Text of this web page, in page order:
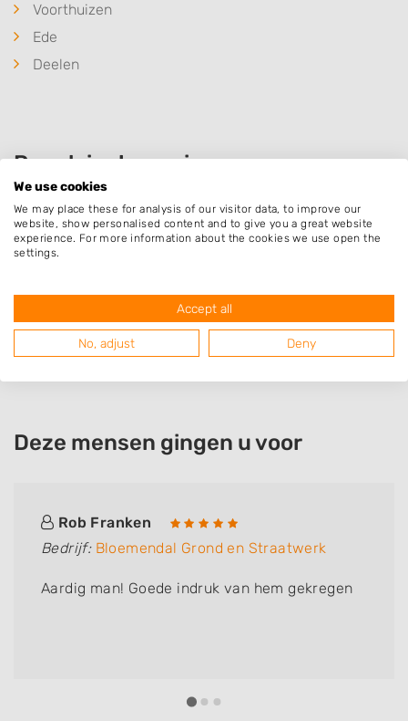
Voorthuizen
Ede
Deelen
Populaire hoveniers
Bloemendal Grond en Straatwerk
Deze mensen gingen u voor
Rob Franken
Bedrijf: Bloemendal Grond en Straatwerk
Aardig man! Goede indruk van hem gekregen
We use cookies
We may place these for analysis of our visitor data, to improve our
website, show personalised content and to give you a great website
experience. For more information about the cookies we use open the
settings.
Accept all
No, adjust Deny